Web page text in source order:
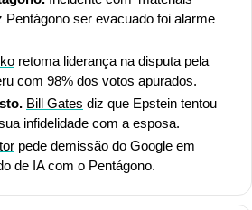
Pentágono ser evacuado foi alarme
retoma liderança na disputa pela
com 98% dos votos apurados.
Bill Gates diz que Epstein tentou
infidelidade com a esposa.
pede demissão do Google em
de IA com o Pentágono.